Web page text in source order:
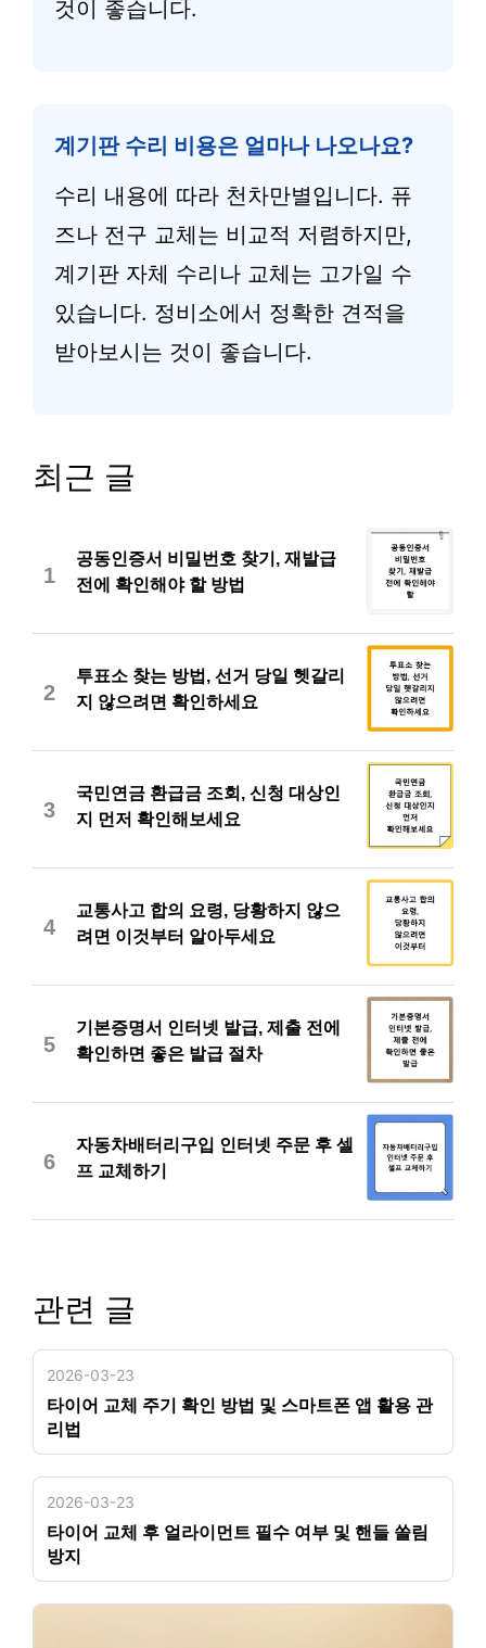
것이 좋습니다.
계기판 수리 비용은 얼마나 나오나요?
수리 내용에 따라 천차만별입니다. 퓨
즈나 전구 교체는 비교적 저렴하지만,
계기판 자체 수리나 교체는 고가일 수
있습니다. 정비소에서 정확한 견적을
받아보시는 것이 좋습니다.
최근 글
1
공동인증서 비밀번호 찾기, 재발급
전에 확인해야 할 방법
2
투표소 찾는 방법, 선거 당일 헷갈리
지 않으려면 확인하세요
3
국민연금 환급금 조회, 신청 대상인
지 먼저 확인해보세요
4
교통사고 합의 요령, 당황하지 않으
려면 이것부터 알아두세요
5
기본증명서 인터넷 발급, 제출 전에
확인하면 좋은 발급 절차
6
자동차배터리구입 인터넷 주문 후 셀
프 교체하기
관련 글
2026-03-23
타이어 교체 주기 확인 방법 및 스마트폰 앱 활용 관
리법
2026-03-23
타이어 교체 후 얼라이먼트 필수 여부 및 핸들 쏠림
방지